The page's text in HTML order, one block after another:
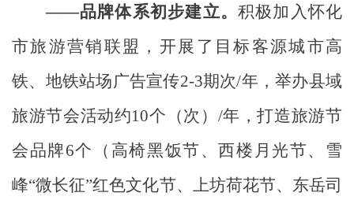
——品牌体系初步建立。 积极加入怀化
市旅游营销联盟，开展了目标客源城市高
铁、地铁站场广告宣传2-3期次/年，举办县域
旅游节会活动约10个（次） /年，打造旅游节
会品牌6个（高椅黑饭节、西楼月光节、雪
峰“微长征”红色文化节、上坊荷花节、东岳司